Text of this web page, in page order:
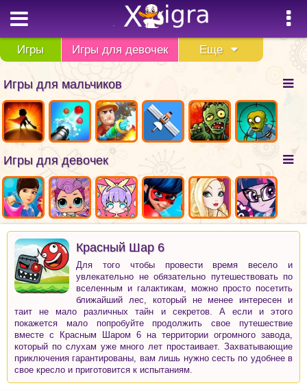
Игры Игры для девочек Еще
Игры для мальчиков
Игры для девочек
Красный Шар 6
Для того чтобы провести время весело и
увлекательно не обязательно путешествовать по
вселенным и галактикам, можно просто посетить
ближайший лес, который не менее интересен и
таит не мало различных тайн и секретов. А если и этого
покажется мало попробуйте продолжить свое путешествие
вместе с Красным Шаром 6 на территории огромного завода,
который по слухам уже много лет простаивает. Захватывающие
приключения гарантированы, вам лишь нужно сесть по удобнее в
свое кресло и приготовится к испытаниям.